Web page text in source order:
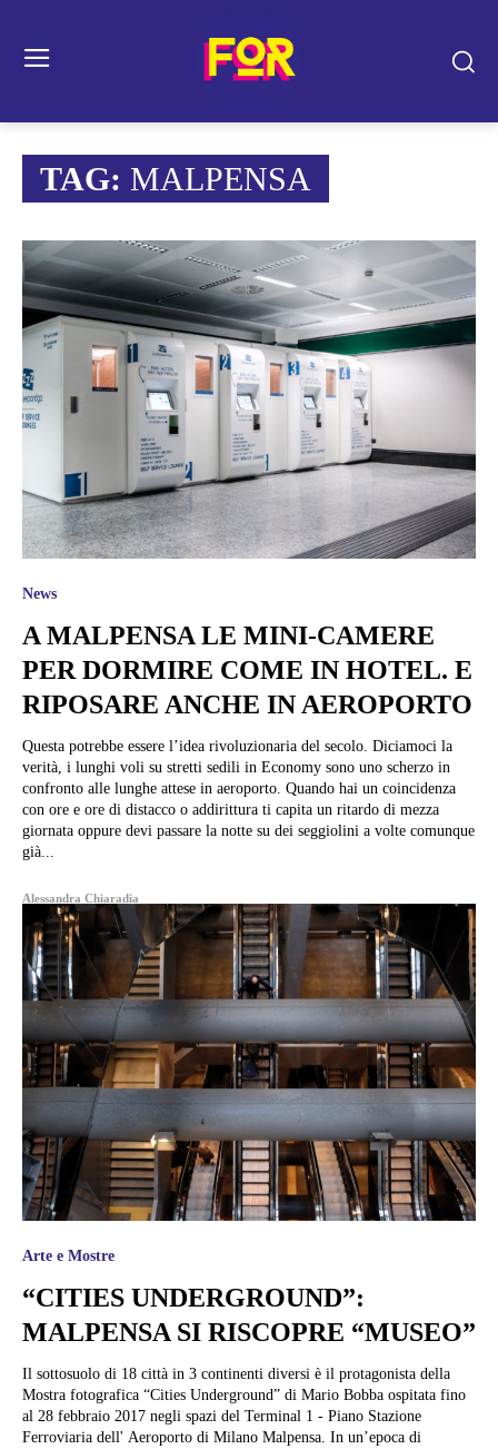
TAG: MALPENSA
News
A MALPENSA LE MINI-CAMERE
PER DORMIRE COME IN HOTEL. E
RIPOSARE ANCHE IN AEROPORTO
Questa potrebbe essere l’idea rivoluzionaria del secolo. Diciamoci la
verità, i lunghi voli su stretti sedili in Economy sono uno scherzo in
confronto alle lunghe attese in aeroporto. Quando hai un coincidenza
con ore e ore di distacco o addirittura ti capita un ritardo di mezza
giornata oppure devi passare la notte su dei seggiolini a volte comunque
già...
Alessandra Chiaradia
Arte e Mostre
“CITIES UNDERGROUND”:
MALPENSA SI RISCOPRE “MUSEO”
Il sottosuolo di 18 città in 3 continenti diversi è il protagonista della
Mostra fotografica “Cities Underground” di Mario Bobba ospitata fino
al 28 febbraio 2017 negli spazi del Terminal 1 - Piano Stazione
Ferroviaria dell' Aeroporto di Milano Malpensa. In un’epoca di